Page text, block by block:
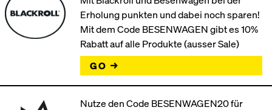
Erholung punkten und dabei noch sparen!
Mit dem Code BESENWAGEN gibt es 10%
Rabatt auf alle Produkte (ausser Sale)
GO →
Nutze den Code BESENWAGEN20 für